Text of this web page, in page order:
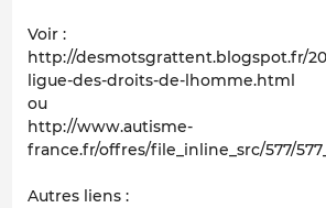
Voir :
http://desmotsgrattent.blogspot.fr/
ligue-des-droits-de-lhomme.html
ou
http://www.autisme-
france.fr/offres/file_inline_src/577/
Autres liens :